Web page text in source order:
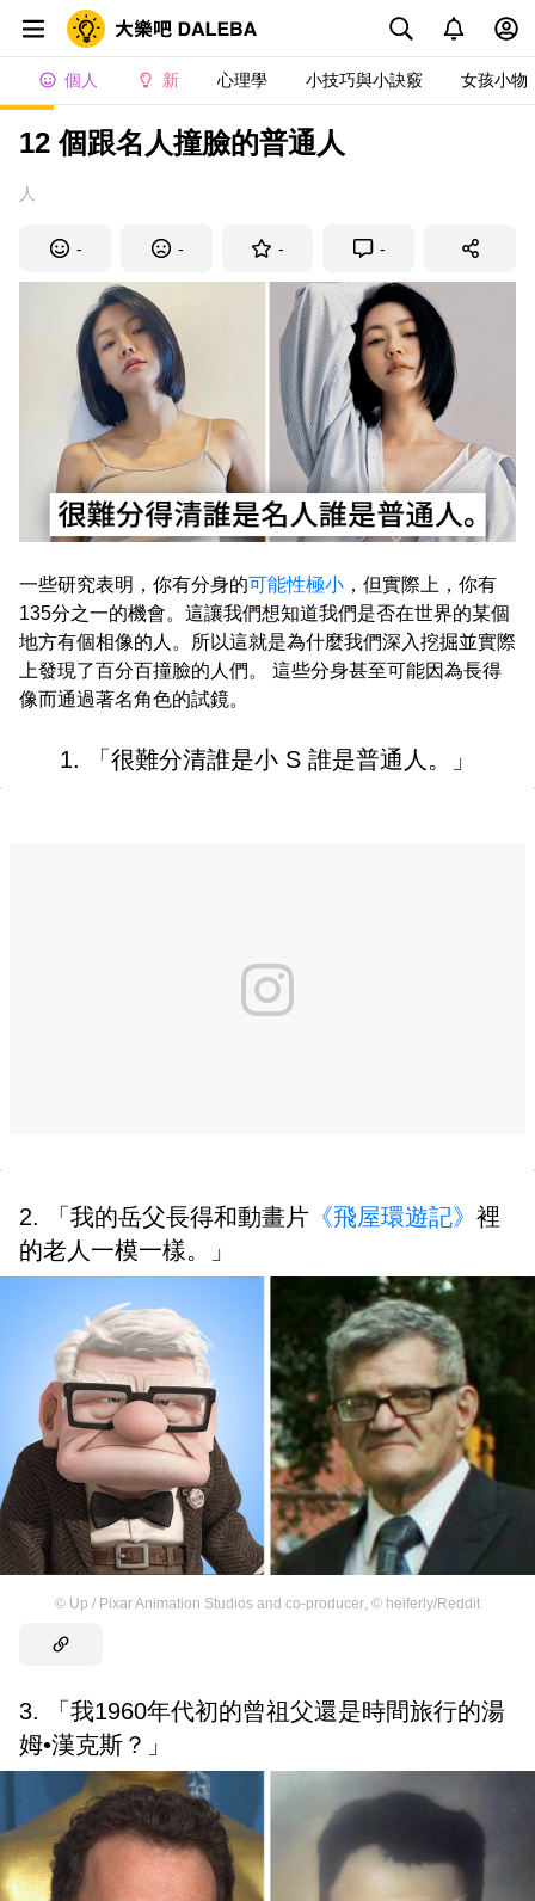
個人 新 心理學 小技巧與小訣竅 女孩小物
12 個跟名人撞臉的普通人
人
- - - -
一些研究表明，你有分身的可能性極小 ，但實際上，你有
135分之一的機會。這讓我們想知道我們是否在世界的某個
地方有個相像的人。所以這就是為什麼我們深入挖掘並實際
上發現了百分百撞臉的人們。 這些分身甚至可能因為長得
像而通過著名角色的試鏡。
1. 「很難分清誰是小 S 誰是普通人。」
2. 「我的岳父長得和動畫片 《飛屋環遊記》 裡
的老人一模一樣。」
© Up / Pixar Animation Studios and co-producer, © heiferly/Reddit
3. 「我1960年代初的曾祖父還是時間旅行的湯
姆•漢克斯？」